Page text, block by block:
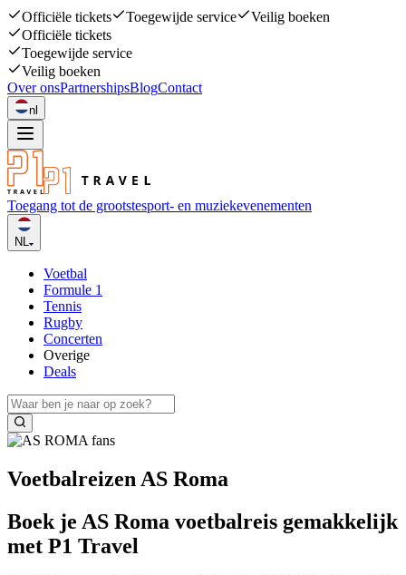
Officiële tickets Toegewijde service
Veilig boeken
Officiële tickets
Toegewijde service
Veilig boeken
Over onsPartnershipsBlogContact
nl
Toegang tot de grootstesport- en muziekevenementen
NL
Voetbal
Formule 1
Tennis
Rugby
Concerten
Overige
Deals
Voetbalreizen AS Roma
Boek je AS Roma voetbalreis gemakkelijk
met P1 Travel